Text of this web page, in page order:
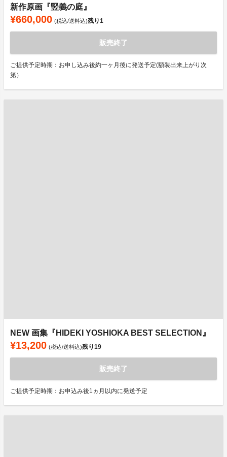
新作原画『竪義の庭』
¥660,000 (税込/送料込)残り1
販売終了
ご提供予定時期：お申し込み後約一ヶ月後に発送予定(額装出来上がり次
第）
NEW 画集『HIDEKI YOSHIOKA BEST SELECTION』
¥13,200 (税込/送料込)残り19
販売終了
ご提供予定時期：お申込み後1ヵ月以内に発送予定